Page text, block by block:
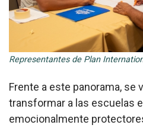
Representantes de Plan
Frente a este panorama, se
transformar a las escuelas
emocionalmente